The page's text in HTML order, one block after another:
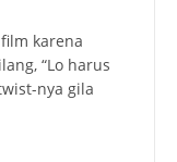
karena
“Lo harus
nya gila